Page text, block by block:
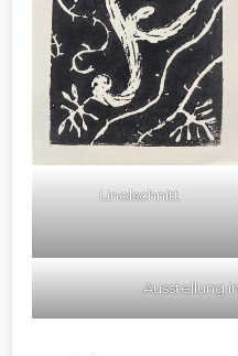
Linolschnitt
Ausstellung